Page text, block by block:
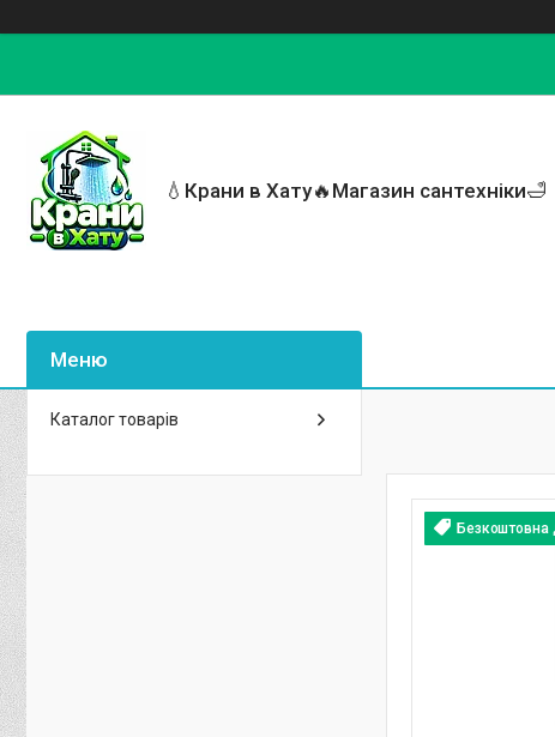
💧Крани в Хату🔥Магазин сантехніки🛁
Безкоштовна
Каталог товарів